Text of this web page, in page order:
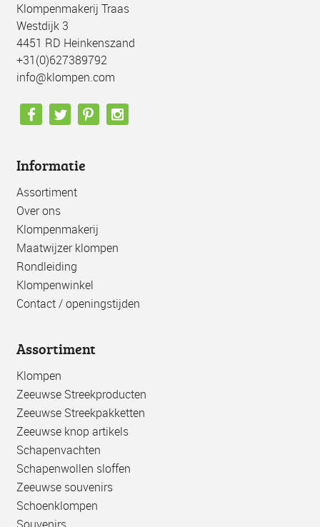
Klompenmakerij Traas
Westdijk 3
4451 RD Heinkenszand
+31(0)627389792
info@klompen.com
Informatie
Assortiment
Over ons
Klompenmakerij
Maatwijzer klompen
Rondleiding
Klompenwinkel
Contact / openingstijden
Assortiment
Klompen
Zeeuwse Streekproducten
Zeeuwse Streekpakketten
Zeeuwse knop artikels
Schapenvachten
Schapenwollen sloffen
Zeeuwse souvenirs
Schoenklompen